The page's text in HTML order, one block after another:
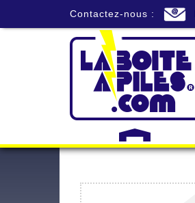
Contactez-nous :